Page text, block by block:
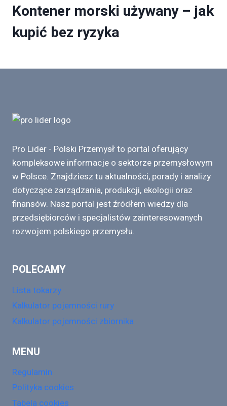
Kontener morski używany – jak
kupić bez ryzyka
Pro Lider - Polski Przemysł to portal oferujący
kompleksowe informacje o sektorze przemysłowym
w Polsce. Znajdziesz tu aktualności, porady i analizy
dotyczące zarządzania, produkcji, ekologii oraz
finansów. Nasz portal jest źródłem wiedzy dla
przedsiębiorców i specjalistów zainteresowanych
rozwojem polskiego przemysłu.
POLECAMY
Lista tokarzy
Kalkulator pojemności rury
Kalkulator pojemności zbiornika
MENU
Regulamin
Polityka cookies
Tabela cookies